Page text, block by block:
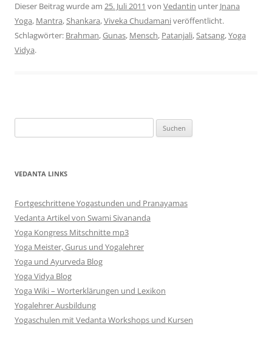
Dieser Beitrag wurde am 25. Juli 2011 von Vedantin unter Jnana
Yoga, Mantra,Shankara,Viveka Chudamaniveröffentlicht.
Schlagwörter: Brahman,Gunas, Mensch, Patanjali,Satsang,Yoga
Vidya.
nach:
VEDANTA LINKS
Fortgeschrittene Yogastunden und Pranayamas
Vedanta Artikel von Swami Sivananda
Yoga Kongress Mitschnitte mp3
Yoga Meister, Gurus und Yogalehrer
Yoga und Ayurveda Blog
Yoga Vidya Blog
Yoga Wiki – Worterklärungen und Lexikon
Yogalehrer Ausbildung
Yogaschulen mit Vedanta Workshops und Kursen